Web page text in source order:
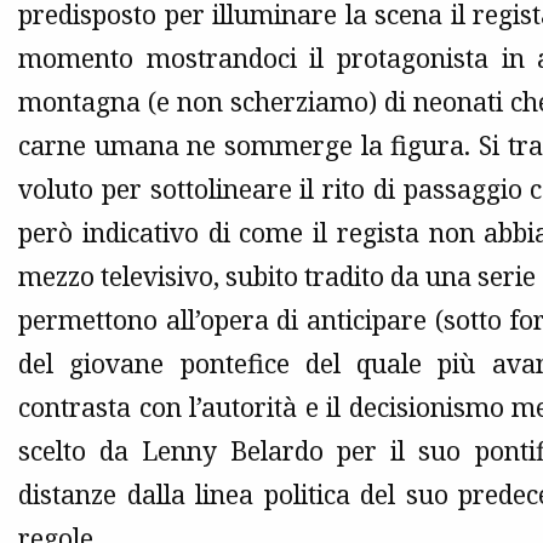
predisposto per illuminare la scena il
momento mostrandoci il protagonista
montagna (e non scherziamo) di neonati
carne umana ne sommerge la figura. Si
voluto per sottolineare il rito di passaggio
però indicativo di come il regista non
mezzo televisivo, subito tradito da una
permettono all’opera di anticipare (sotto
del giovane pontefice del quale più
contrasta con l’autorità e il decisionismo
scelto da Lenny Belardo per il suo
distanze dalla linea politica del suo